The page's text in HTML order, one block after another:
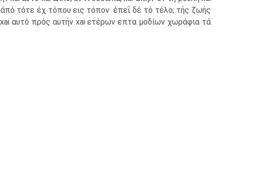
τότε έχ τόπου εις τόπον· έπεΐ δέ τό τέλο; τής ζωής
αυτό πρός αυτήν xai ετέρων επτα μοδίων χωράφια τά